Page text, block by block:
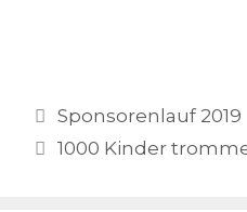
Sponsorenlauf 2019
1000 Kinder